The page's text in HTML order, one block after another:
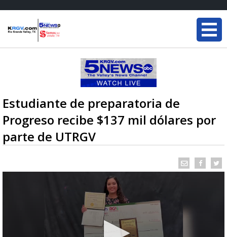
Estudiante de preparatoria de
Progreso recibe $137 mil dólares por
parte de UTRGV